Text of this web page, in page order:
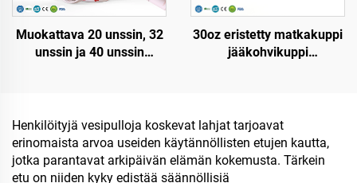
Muokattava 20 unssin, 32
unssin ja 40 unssin
kääntyvällä
pajonillakannella,
ruostumaton teräksinen
matkamuki kädellä,
30oz eristetty matkakuppi
jääkohvikuppi
vesipullo tölppä kahvalla
ja pilleellä
Henkilöityjä vesipulloja koskevat lahjat tarjoavat
erinomaista arvoa useiden käytännöllisten etujen kautta,
jotka parantavat arkipäivän elämän kokemusta. Tärkein
etu on niiden kyky edistää säännöllisiä